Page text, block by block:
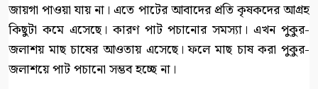
জায়গা পাওয়া যায় না। এতে পাটের আবাদের প্রতি কৃষকদের আগ্রহ
কিছুটা কমে এসেছে। কারণ পাট পচানোর সমস্যা। এখন পুকুর-
জলাশয় মাছ চাষের আওতায় এসেছে। ফলে মাছ চাষ করা পুকুর-
জলাশয়ে পাট পচানো সম্ভব হচ্ছে না।